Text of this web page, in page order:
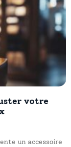
votre
un accessoire